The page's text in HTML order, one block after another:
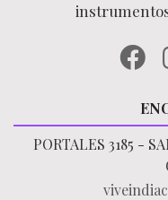
PORTALES 3185 -